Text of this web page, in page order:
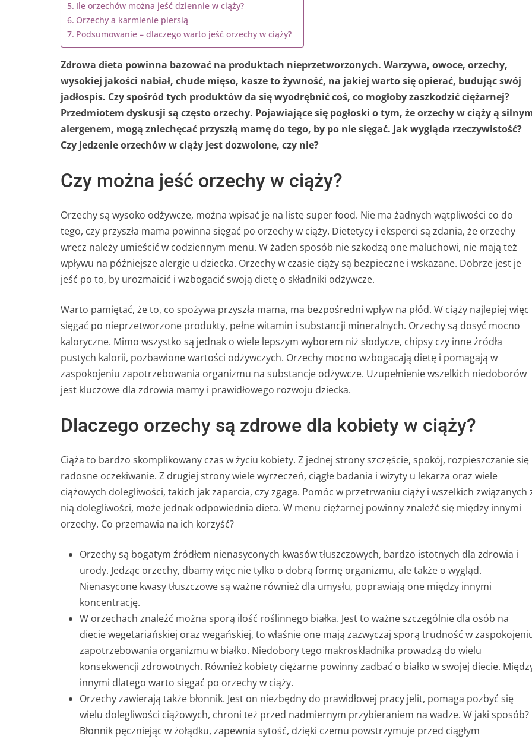
Ile orzechów można jeść dziennie w ciąży?
Orzechy a karmienie piersią
Podsumowanie – dlaczego warto jeść orzechy w ciąży?
Zdrowa dieta powinna bazować na produktach nieprzetworzonych. Warzywa, owoce, orzechy,
wysokiej jakości nabiał, chude mięso, kasze to żywność, na jakiej warto się opierać, budując swój
jadłospis. Czy spośród tych produktów da się wyodrębnić coś, co mogłoby zaszkodzić ciężarnej?
Przedmiotem dyskusji są często orzechy. Pojawiające się pogłoski o tym, że orzechy w ciąży ą
alergenem, mogą zniechęcać przyszłą mamę do tego, by po nie sięgać. Jak wygląda rzeczywistość?
Czy jedzenie orzechów w ciąży jest dozwolone, czy nie?
Czy można jeść orzechy w ciąży?
Orzechy są wysoko odżywcze, można wpisać je na listę super food. Nie ma żadnych wątpliwości co do
tego, czy przyszła mama powinna sięgać po orzechy w ciąży. Dietetycy i eksperci są zdania, że orzechy
wręcz należy umieścić w codziennym menu. W żaden sposób nie szkodzą one maluchowi, nie mają też
wpływu na późniejsze alergie u dziecka. Orzechy w czasie ciąży są bezpieczne i wskazane. Dobrze jest je
jeść po to, by urozmaicić i wzbogacić swoją dietę o składniki odżywcze.
Warto pamiętać, że to, co spożywa przyszła mama, ma bezpośredni wpływ na płód. W ciąży najlepiej więc
sięgać po nieprzetworzone produkty, pełne witamin i substancji mineralnych. Orzechy są dosyć mocno
kaloryczne. Mimo wszystko są jednak o wiele lepszym wyborem niż słodycze, chipsy czy inne źródła
pustych kalorii, pozbawione wartości odżywczych. Orzechy mocno wzbogacają dietę i pomagają w
zaspokojeniu zapotrzebowania organizmu na substancje odżywcze. Uzupełnienie wszelkich niedoborów
jest kluczowe dla zdrowia mamy i prawidłowego rozwoju dziecka.
Dlaczego orzechy są zdrowe dla kobiety w ciąży?
Ciąża to bardzo skomplikowany czas w życiu kobiety. Z jednej strony szczęście, spokój, rozpieszczanie się
radosne oczekiwanie. Z drugiej strony wiele wyrzeczeń, ciągłe badania i wizyty u lekarza oraz wiele
ciążowych dolegliwości, takich jak zaparcia, czy zgaga. Pomóc w przetrwaniu ciąży i wszelkich związanych
nią dolegliwości, może jednak odpowiednia dieta. W menu ciężarnej powinny znaleźć się między innymi
orzechy. Co przemawia na ich korzyść?
Orzechy są bogatym źródłem nienasyconych kwasów tłuszczowych, bardzo istotnych dla zdrowia i
urody. Jedząc orzechy, dbamy więc nie tylko o dobrą formę organizmu, ale także o wygląd.
Nienasycone kwasy tłuszczowe są ważne również dla umysłu, poprawiają one między innymi
koncentrację.
W orzechach znaleźć można sporą ilość roślinnego białka. Jest to ważne szczególnie dla osób na
diecie wegetariańskiej oraz wegańskiej, to właśnie one mają zazwyczaj sporą trudność w
zapotrzebowania organizmu w białko. Niedobory tego makroskładnika prowadzą do wielu
konsekwencji zdrowotnych. Również kobiety ciężarne powinny zadbać o białko w swojej diecie.
innymi dlatego warto sięgać po orzechy w ciąży.
Orzechy zawierają także błonnik. Jest on niezbędny do prawidłowej pracy jelit, pomaga pozbyć się
wielu dolegliwości ciążowych, chroni też przed nadmiernym przybieraniem na wadze. W jaki sposób?
Błonnik pęczniejąc w żołądku, zapewnia sytość, dzięki czemu powstrzymuje przed ciągłym